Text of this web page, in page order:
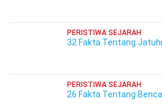
PERISTIWA SEJARAH
32 Fakta Tentang
PERISTIWA SEJARAH
26 Fakta Tentang